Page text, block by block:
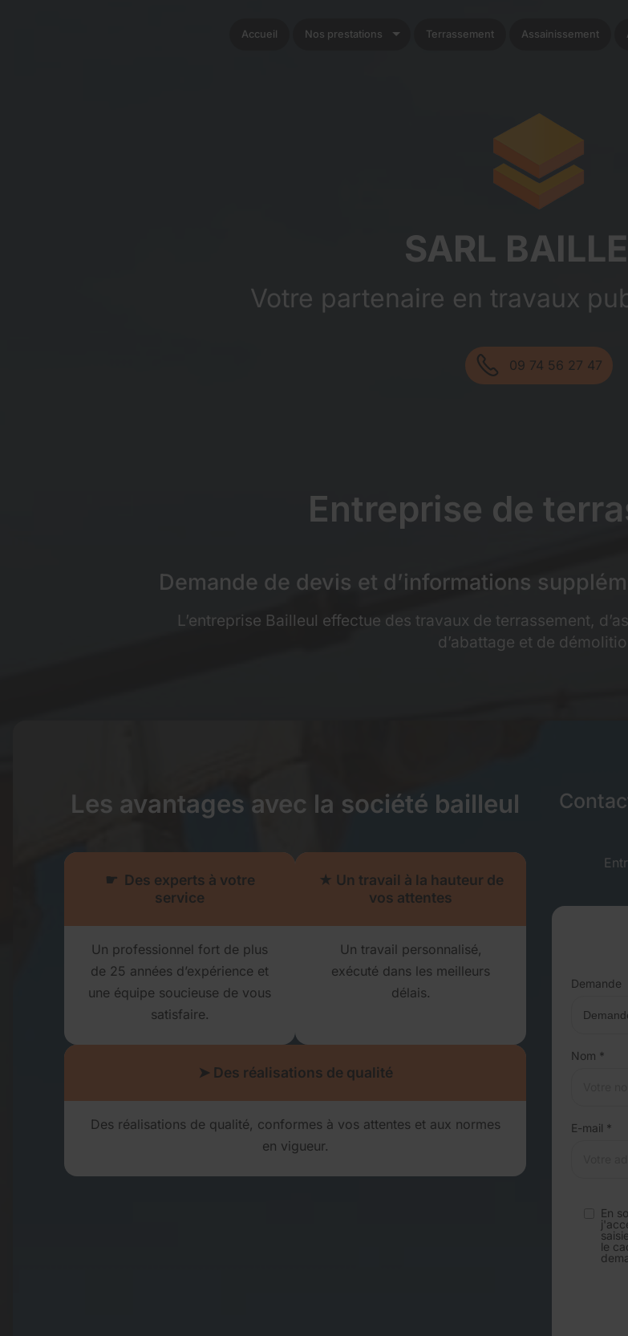
SARL
Votre partenaire en travaux
09 74 56 27 47
Accueil Nos prestations Terrassement Assainissement
Entreprise de
Demande de devis et d’informations
L’entreprise Bailleul effectue des travaux de terrassement,
d’abattage et de
Les avantages avec la société bailleul
☛ Des experts à votre
service
Un professionnel fort de plus
de 25 années d’expérience et
une équipe soucieuse de vous
satisfaire.
★ Un travail à la hauteur de
vos attentes
Un travail personnalisé,
exécuté dans les meilleurs
délais.
➤ Des réalisations de qualité
Des réalisations de qualité, conformes à vos attentes et aux normes
en vigueur.
Demande
Nom *
E-mail *
En
le